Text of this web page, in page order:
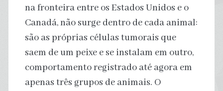
na fronteira entre os Estados Unidos e o
Canadá, não surge dentro de cada animal:
são as próprias células tumorais que
saem de um peixe e se instalam em outro,
comportamento registrado até agora em
apenas três grupos de animais. O